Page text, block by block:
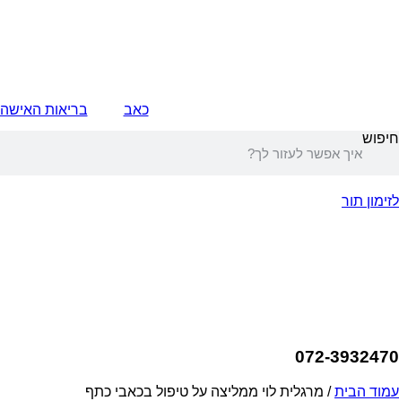
כאב בריאות האישה
חיפוש
לזימון תור
072-3932470
עמוד הבית/ מרגלית לוי ממליצה על טיפול בכאבי כתף